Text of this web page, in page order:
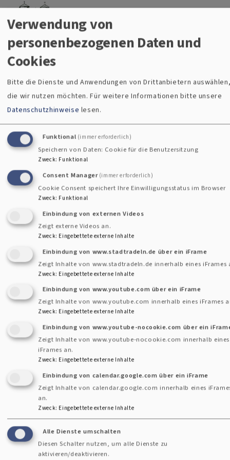
Direkt zum Inhalt
Christuskirche Gauting
Evangelisch-Lutherische Kirche Gauting
Breadcrumb
Startseite Familie
Familie
Familie
E-
an
das
Pfarramt
Fußbereichsmenü
Impressum
Cookie-Einstellungen
Newsletter
Datenschutzerklärung
Barrierefreiheitserklärung
Benutzermenü
Anmelden
Verwendung von
personenbezogenen Daten und
Cookies
Bitte die Dienste und Anwendungen von Drittanbietern
die wir nutzen möchten.Für weitere Informationen bitte unsere
Datenschutzhinweise lesen.
Funktional (immer erforderlich)
Speichern von Daten: Cookie für die Benutzersitzung
Zweck: Funktional
Consent Manager (immer erforderlich)
Cookie Consent speichert Ihre Einwilligungsstatus im Browser
Zweck: Funktional
Einbindung von externen Videos
Zeigt externe Videos an.
Zweck: Eingebettete externe Inhalte
Einbindung von www.stadtradeln.de über ein iFrame
Zeigt Inhalte von www.stadtradeln.de innerhalb eines iFrames
Zweck: Eingebettete externe Inhalte
Einbindung von www.youtube.com über ein iFrame
Zeigt Inhalte von www.youtube.com innerhalb eines iFrames
Zweck: Eingebettete externe Inhalte
Einbindung von www.youtube-nocookie.com über ein
Zeigt Inhalte von www.youtube-nocookie.com innerhalb eines
iFrames an.
Zweck: Eingebettete externe Inhalte
Einbindung von calendar.google.com über ein iFrame
Zeigt Inhalte von calendar.google.com innerhalb eines
an.
Zweck: Eingebettete externe Inhalte
Alle Dienste umschalten
Diesen Schalter nutzen, um alle Dienste zu
aktivieren/deaktivieren.